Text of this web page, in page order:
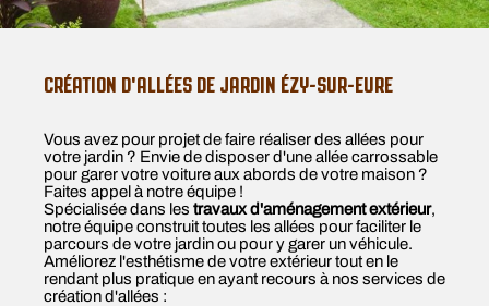
CRÉATION D'ALLÉES DE JARDIN ÉZY-SUR-EURE
Vous avez pour projet de faire réaliser des allées pour
votre jardin ? Envie de disposer d'une allée carrossable
pour garer votre voiture aux abords de votre maison ?
Faites appel à notre équipe !
Spécialisée dans les travaux d'aménagement extérieur,
notre équipe construit toutes les allées pour faciliter le
parcours de votre jardin ou pour y garer un véhicule.
Améliorez l'esthétisme de votre extérieur tout en le
rendant plus pratique en ayant recours à nos services de
création d'allées :